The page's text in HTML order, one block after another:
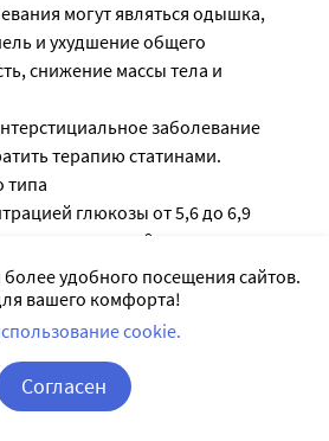
могут являться одышка,
и ухудшение общего
снижение массы тела и
заболевание
терапию статинами.
типа
глюкозы от 5,6 до 6,9
Крестор® ассоциировалась
сахарного диабета 2-го
УПРАВЛЯТЬ АВТОМОБИЛЕМ
по изучению влияния
способность управлять
удобного посещения сайтов.
вашего комфорта!
cookie.
Согласен